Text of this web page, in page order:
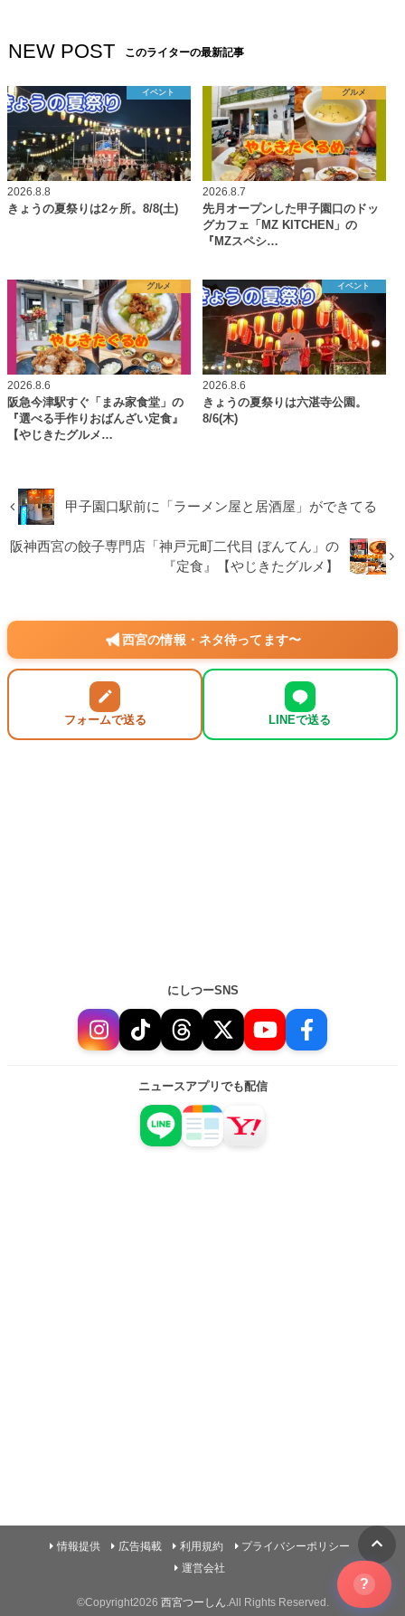
NEW POST このライターの最新記事
イベント
2026.8.8
きょうの夏祭りは2ヶ所。8/8(土)
グルメ
2026.8.7
先月オープンした甲子園口のドッ
グカフェ「MZ KITCHEN」の
『MZスペシ…
グルメ
2026.8.6
阪急今津駅すぐ「まみ家食堂」の
『選べる手作りおばんざい定食』
【やじきたグルメ…
イベント
2026.8.6
きょうの夏祭りは六湛寺公園。
8/6(木)
甲子園口駅前に「ラーメン屋と居酒屋」ができてる
阪神西宮の餃子専門店「神戸元町二代目 ぼんてん」の
『定食』【やじきたグルメ】
西宮の情報・ネタ待ってます〜
フォームで送る LINEで送る
にしつーSNS
ニュースアプリでも配信
情報提供 広告掲載 利用規約
プライバシーポリシー
運営会社
©Copyright2026 西宮つーしん .All Rights Reserved.
?